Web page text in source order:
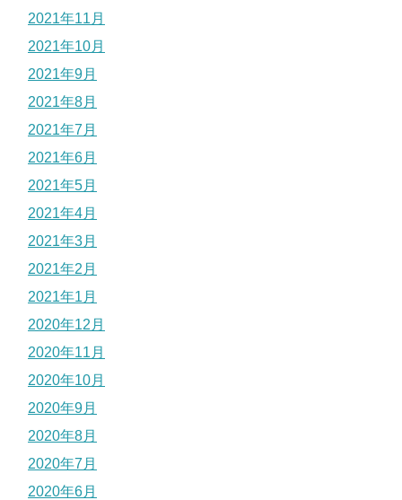
2021年11月
2021年10月
2021年9月
2021年8月
2021年7月
2021年6月
2021年5月
2021年4月
2021年3月
2021年2月
2021年1月
2020年12月
2020年11月
2020年10月
2020年9月
2020年8月
2020年7月
2020年6月